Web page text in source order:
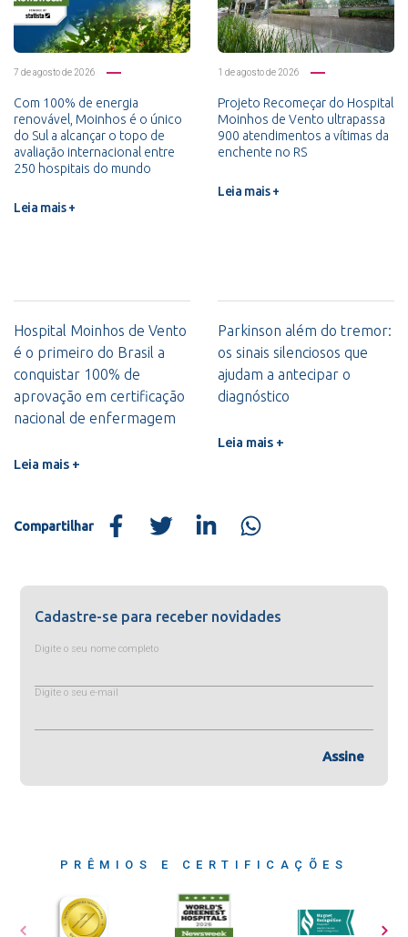
7 de agosto de 2026
Com 100% de energia
renovável, Moinhos é o único
do Sul a alcançar o topo de
avaliação internacional entre
250 hospitais do mundo
Leia mais +
1 de agosto de 2026
Projeto Recomeçar do Hospital
Moinhos de Vento ultrapassa
900 atendimentos a vítimas da
enchente no RS
Leia mais +
Hospital Moinhos de Vento
é o primeiro do Brasil a
conquistar 100% de
aprovação em certificação
nacional de enfermagem
Leia mais +
Parkinson além do tremor:
os sinais silenciosos que
ajudam a antecipar o
diagnóstico
Leia mais +
Compartilhar
Cadastre-se para receber novidades
Digite o seu nome completo
Digite o seu e-mail
Assine
PRÊMIOS E CERTIFICAÇÕES